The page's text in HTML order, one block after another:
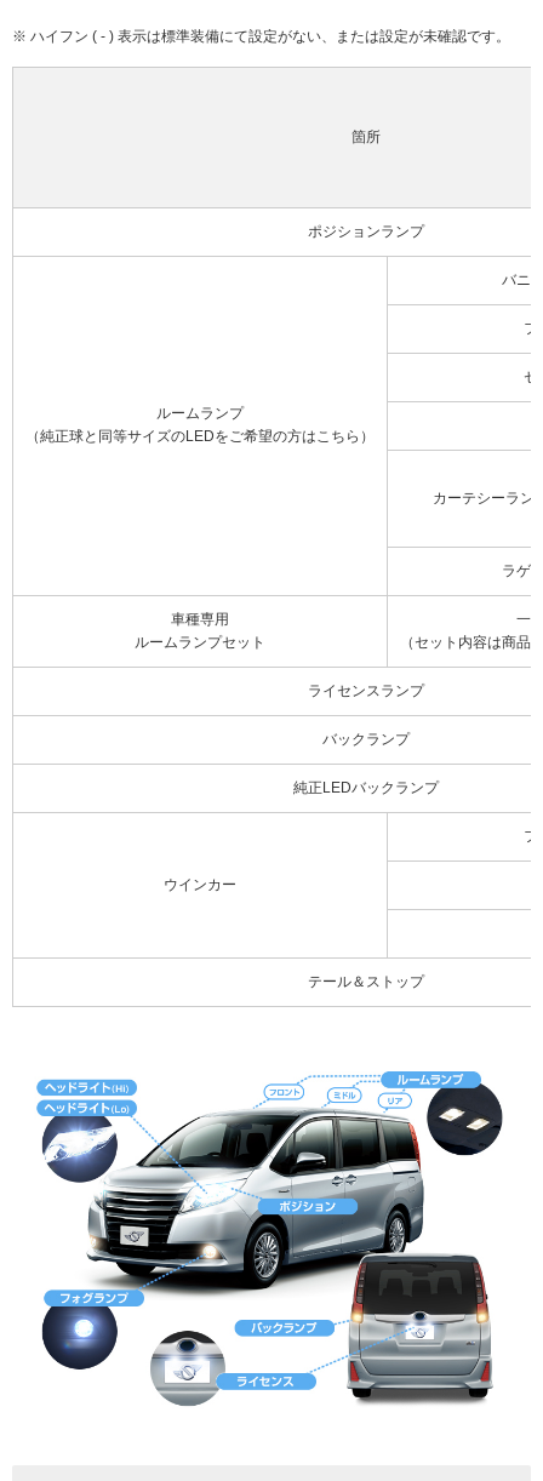
※ ハイフン ( - ) 表示は標準装備にて設定がない、または設定が未確認です。
箇所
ポジションランプ
ルームランプ
（純正球と同等サイズのLEDをご希望の方はこちら）
バニ
フ
セ
カーテシーラン
ラゲ
車種専用
ルームランプセット
一
（セット内容は商品
ライセンスランプ
バックランプ
純正LEDバックランプ
ウインカー
フ
テール＆ストップ